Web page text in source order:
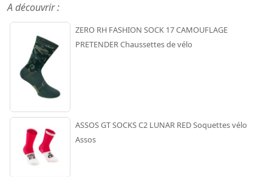
A découvrir :
ZERO RH FASHION SOCK 17 CAMOUFLAGE
PRETENDER Chaussettes de vélo
ASSOS GT SOCKS C2 LUNAR RED Soquettes vélo
Assos